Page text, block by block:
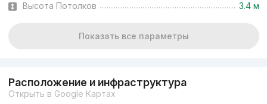
Высота Потолков
3.4 м
Показать все параметры
Расположение и инфраструктура
Открыть в Google Картах